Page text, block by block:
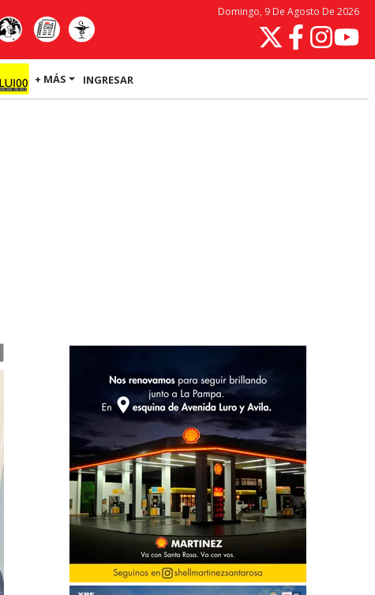
Domingo, 9 De Agosto De 2026
+ MÁS INGRESAR